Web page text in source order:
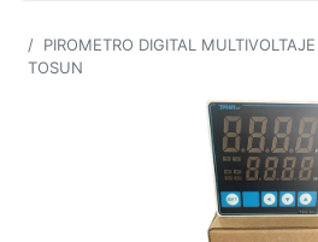
PIROMETRO DIGITAL
TOSUN